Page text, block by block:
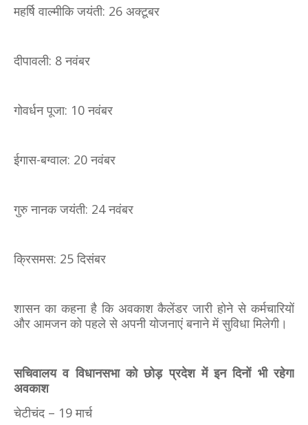
महर्षि वाल्मीकि जयंती: 26 अक्टूबर
दीपावली: 8 नवंबर
गोवर्धन पूजा: 10 नवंबर
ईगास-बग्वाल: 20 नवंबर
गुरु नानक जयंती: 24 नवंबर
क्रिसमस: 25 दिसंबर
शासन का कहना है कि अवकाश कैलेंडर जारी होने से कर्मचारियों
और आमजन को पहले से अपनी योजनाएं बनाने में सुविधा मिलेगी।
सचिवालय व विधानसभा को छोड़ प्रदेश में इन दिनों भी रहेगा
अवकाश
चेटीचंद – 19 मार्च